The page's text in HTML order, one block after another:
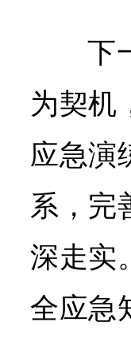
下
为契机
应急演
系，完
深走实
全应急